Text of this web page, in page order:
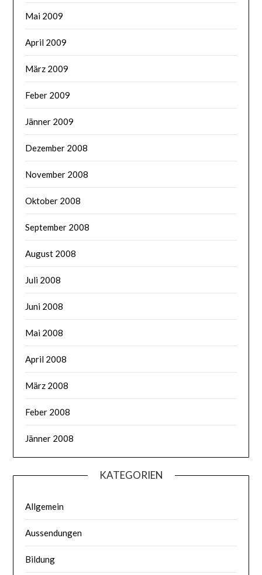
Mai 2009
April 2009
März 2009
Feber 2009
Jänner 2009
Dezember 2008
November 2008
Oktober 2008
September 2008
August 2008
Juli 2008
Juni 2008
Mai 2008
April 2008
März 2008
Feber 2008
Jänner 2008
KATEGORIEN
Allgemein
Aussendungen
Bildung